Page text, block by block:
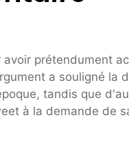
avoir prétendument
a souligné la
tandis que
à la demande de